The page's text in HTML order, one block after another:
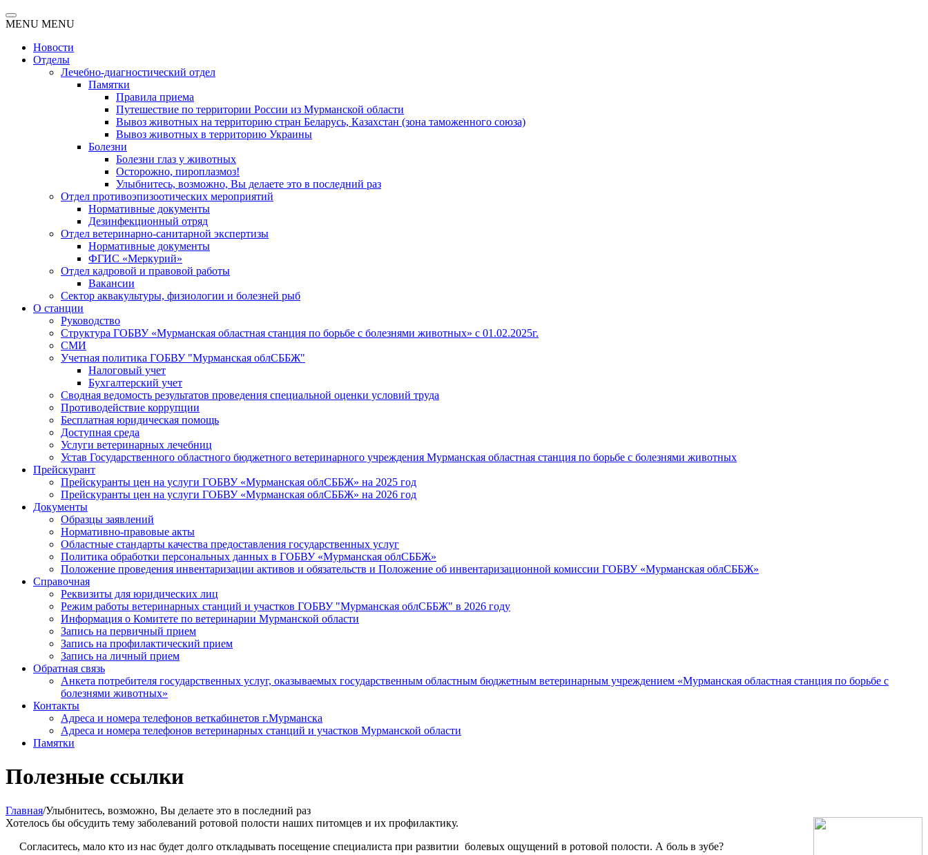
MENU MENU
Новости
Отделы
Лечебно-диагностический отдел
Памятки
Правила приема
Путешествие по территории России из Мурманской области
Вывоз животных на территорию стран Беларусь, Казахстан (зона таможенного союза)
Вывоз животных в территорию Украины
Болезни
Болезни глаз у животных
Осторожно, пироплазмоз!
Улыбнитесь, возможно, Вы делаете это в последний раз
Отдел противоэпизоотических мероприятий
Нормативные документы
Дезинфекционный отряд
Отдел ветеринарно-санитарной экспертизы
Нормативные документы
ФГИС «Меркурий»
Отдел кадровой и правовой работы
Вакансии
Сектор аквакультуры, физиологии и болезней рыб
О станции
Руководство
Структура ГОБВУ «Мурманская областная станция по борьбе с болезнями животных» c 01.02.2025г.
СМИ
Учетная политика ГОБВУ "Мурманская облСББЖ"
Налоговый учет
Бухгалтерский учет
Сводная ведомость результатов проведения специальной оценки условий труда
Противодействие коррупции
Бесплатная юридическая помощь
Доступная среда
Услуги ветеринарных лечебниц
Устав Государственного областного бюджетного ветеринарного учреждения Мурманская областная станция по борьбе с болезнями животных
Прейскурант
Прейскуранты цен на услуги ГОБВУ «Мурманская облСББЖ» на 2025 год
Прейскуранты цен на услуги ГОБВУ «Мурманская облСББЖ» на 2026 год
Документы
Образцы заявлений
Нормативно-правовые акты
Областные стандарты качества предоставления государственных услуг
Политика обработки персональных данных в ГОБВУ «Мурманская облСББЖ»
Положение проведения инвентаризации активов и обязательств и Положение об инвентаризационной комиссии ГОБВУ «Мурманская облСББЖ»
Справочная
Реквизиты для юридических лиц
Режим работы ветеринарных станций и участков ГОБВУ "Мурманская облСББЖ" в 2026 году
Информация о Комитете по ветеринарии Мурманской области
Запись на первичный прием
Запись на профилактический прием
Запись на личный прием
Обратная связь
Анкета потребителя государственных услуг, оказываемых государственным областным бюджетным ветеринарным учреждением «Мурманская областная станция по борьбе с
болезнями животных»
Контакты
Адреса и номера телефонов веткабинетов г.Мурманска
Адреса и номера телефонов ветеринарных станций и участков Мурманской области
Памятки
Полезные ссылки
Главная/Улыбнитесь, возможно, Вы делаете это в последний раз
Хотелось бы обсудить тему заболеваний ротовой полости наших питомцев и их профилактику.
Согласитесь, мало кто из нас будет долго откладывать посещение специалиста при развитии болевых ощущений в ротовой полости. А боль в зубе?